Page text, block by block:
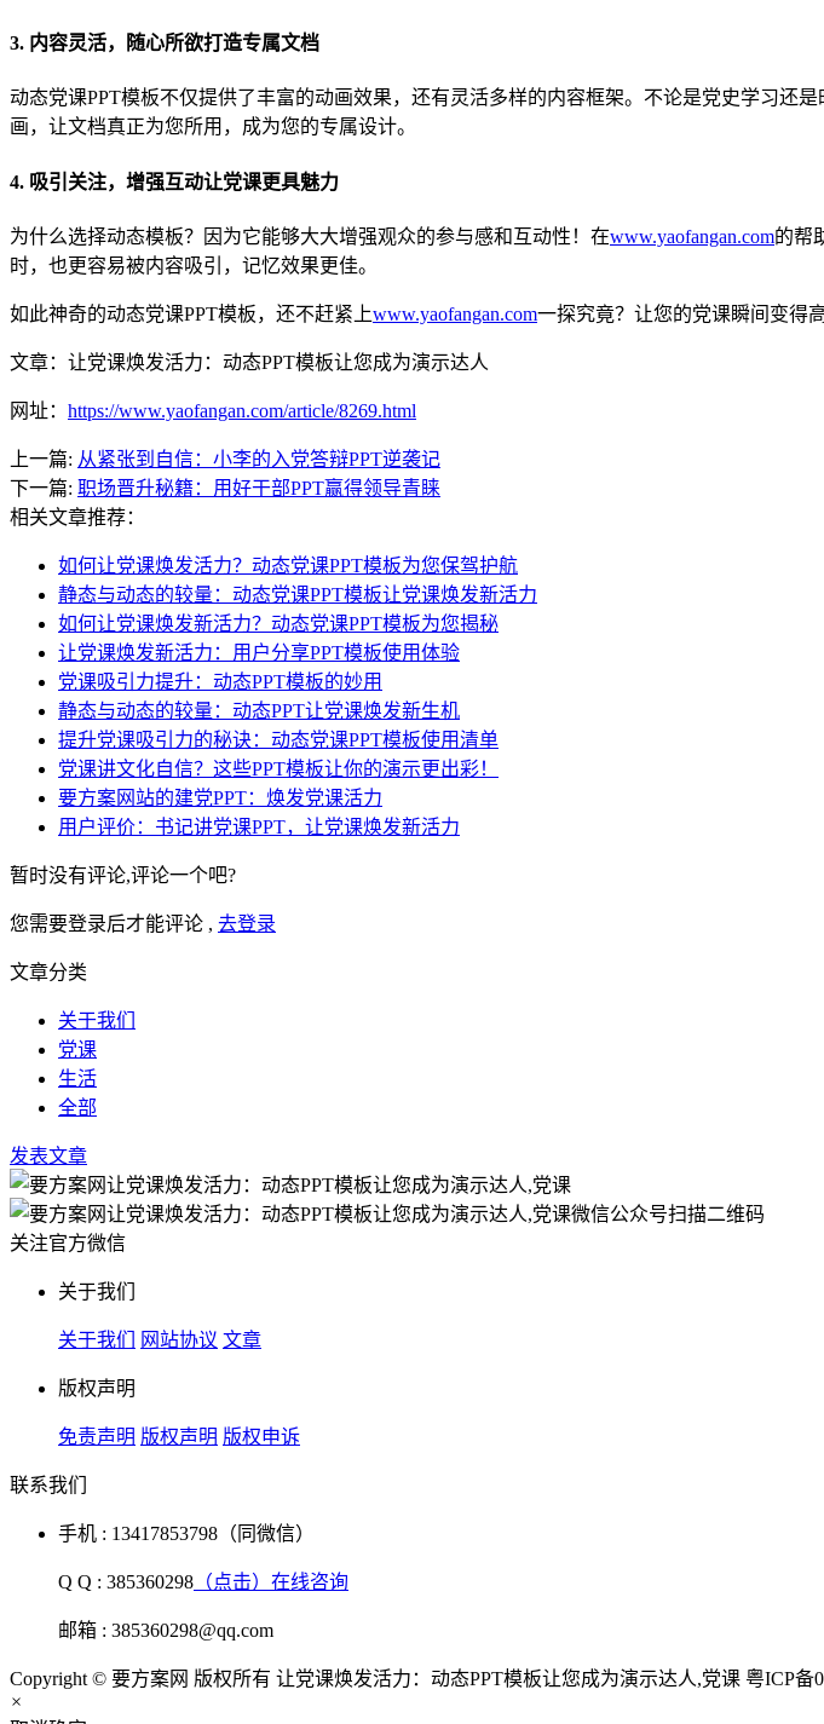
3. 内容灵活，随心所欲打造专属文档
动态党课PPT模板不仅提供了丰富的动画效果，还有灵活多样的内容框架。不论是党史学习还
画，让文档真正为您所用，成为您的专属设计。
4. 吸引关注，增强互动让党课更具魅力
为什么选择动态模板？因为它能够大大增强观众的参与感和互动性！在www.yaofangan.com的帮
时，也更容易被内容吸引，记忆效果更佳。
如此神奇的动态党课PPT模板，还不赶紧上www.yaofangan.com一探究竟？让您的党课瞬间变得
文章：让党课焕发活力：动态PPT模板让您成为演示达人
网址： https://www.yaofangan.com/article/8269.html
上一篇: 从紧张到自信：小李的入党答辩PPT逆袭记
下一篇: 职场晋升秘籍：用好干部PPT赢得领导青睐
相关文章推荐：
如何让党课焕发活力？动态党课PPT模板为您保驾护航
静态与动态的较量：动态党课PPT模板让党课焕发新活力
如何让党课焕发新活力？动态党课PPT模板为您揭秘
让党课焕发新活力：用户分享PPT模板使用体验
党课吸引力提升：动态PPT模板的妙用
静态与动态的较量：动态PPT让党课焕发新生机
提升党课吸引力的秘诀：动态党课PPT模板使用清单
党课讲文化自信？这些PPT模板让你的演示更出彩！
要方案网站的建党PPT：焕发党课活力
用户评价：书记讲党课PPT，让党课焕发新活力
暂时没有评论,评论一个吧?
您需要登录后才能评论 , 去登录
文章分类
关于我们
党课
生活
全部
发表文章
扫描二维码
关注官方微信
关于我们
关于我们 网站协议 文章
版权声明
免责声明 版权声明 版权申诉
联系我们
手机 : 13417853798（同微信）
Q Q : 385360298 （点击）在线咨询
邮箱 : 385360298@qq.com
Copyright © 要方案网 版权所有 让党课焕发活力：动态PPT模板让您成为演示达人,党课 粤ICP备
×